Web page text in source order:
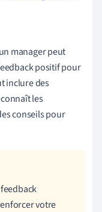
manager peut
positif pour
inclure des
les
conseils pour
votre